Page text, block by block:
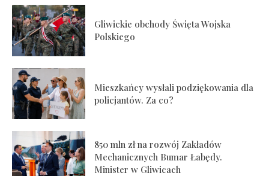
Gliwickie obchody Święta Wojska
Polskiego
Mieszkańcy wysłali podziękowania dla
policjantów. Za co?
850 mln zł na rozwój Zakładów
Mechanicznych Bumar Łabędy.
Minister w Gliwicach